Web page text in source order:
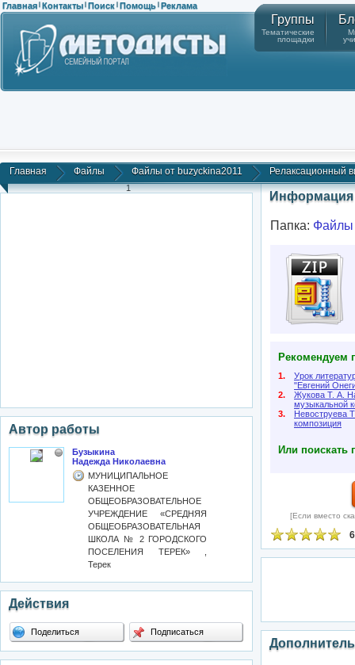
Главная | Контакты | Поиск | Помощь | Реклама
Группы
Тематические
площадки
Главная Файлы Файлы от buzyckina2011 Релаксационный
1
Автор работы
Бузыкина
Надежда Николаевна
МУНИЦИПАЛЬНОЕ
КАЗЕННОЕ
ОБЩЕОБРАЗОВАТЕЛЬНОЕ
УЧРЕЖДЕНИЕ «СРЕДНЯЯ
ОБЩЕОБРАЗОВАТЕЛЬНАЯ
ШКОЛА № 2 ГОРОДСКОГО
ПОСЕЛЕНИЯ ТЕРЕК» ,
Терек
Действия
Поделиться Подписаться
Информация
Папка: Файлы
Рекомендуем
1.
Урок
"Евгений
2.
Жукова Т. А.
музыкальной
3.
Невоструева
композиция
Или поискать
[Если вместо